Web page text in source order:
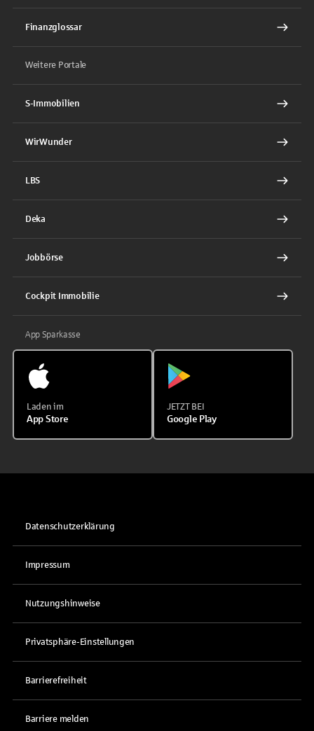
Finanzglossar
Weitere Portale
S-Immobilien
WirWunder
LBS
Deka
Jobbörse
Cockpit Immobilie
App Sparkasse
Laden im
App Store
JETZT BEI
Google Play
Datenschutzerklärung
Impressum
Nutzungshinweise
Privatsphäre-Einstellungen
Barrierefreiheit
Barriere melden